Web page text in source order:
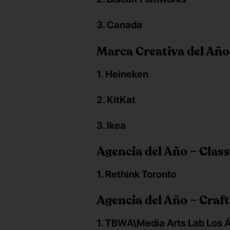
3. Canada
Marca Creativa del Año
1. Heineken
2. KitKat
3. Ikea
Agencia del Año –
1. Rethink Toronto
Agencia del Año – Craft
1. TBWA\Media Arts Lab Los